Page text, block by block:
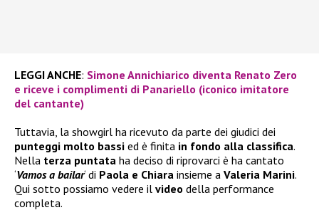
LEGGI ANCHE: Simone Annichiarico diventa Renato Zero
e riceve i complimenti di Panariello (iconico imitatore
del cantante)
Tuttavia, la showgirl ha ricevuto da parte dei giudici dei
punteggi molto bassi ed è finita in fondo alla classifica.
Nella terza puntata ha deciso di riprovarci è ha cantato
‘Vamos a bailar‘ di Paola e Chiara insieme a Valeria Marini.
Qui sotto possiamo vedere il video della performance
completa.